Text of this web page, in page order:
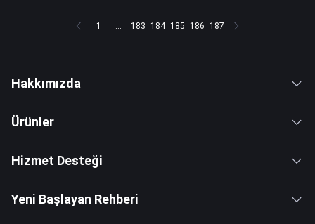
1 ... 183 184 185 186 187
Hakkımızda
Ürünler
Hizmet Desteği
Yeni Başlayan Rehberi